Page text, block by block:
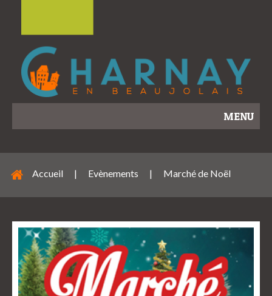
MENU
Accueil | Evènements | Marché de Noël